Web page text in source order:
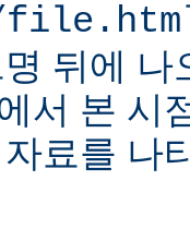
뒤에
서 본 시
료를 나